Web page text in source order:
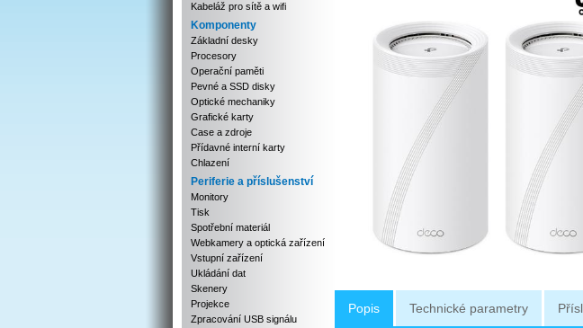
Kabeláž pro sítě a wifi
Komponenty
Základní desky
Procesory
Operační paměti
Pevné a SSD disky
Optické mechaniky
Grafické karty
Case a zdroje
Přídavné interní karty
Chlazení
Periferie a příslušenství
Monitory
Tisk
Spotřební materiál
Webkamery a optická zařízení
Vstupní zařízení
Ukládání dat
Skenery
Projekce
Zpracování USB signálu
Popis Technické parametry